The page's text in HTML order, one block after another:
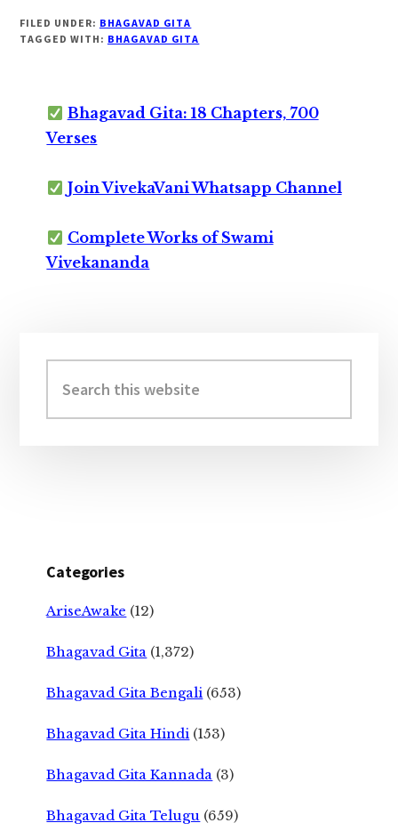
FILED UNDER: BHAGAVAD GITA
TAGGED WITH: BHAGAVAD GITA
Bhagavad Gita: 18 Chapters, 700
Verses
Join VivekaVani Whatsapp Channel
Complete Works of Swami
Vivekananda
Sidebar
this
website
Categories
AriseAwake (12)
Bhagavad Gita (1,372)
Bhagavad Gita Bengali (653)
Bhagavad Gita Hindi (153)
Bhagavad Gita Kannada (3)
Bhagavad Gita Telugu (659)